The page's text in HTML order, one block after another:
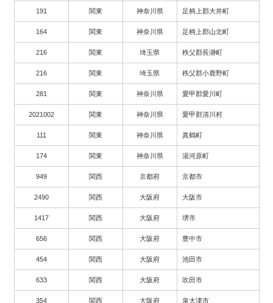
191 関東 神奈川県 足柄上郡大井町
164 関東 神奈川県 足柄上郡山北町
216 関東 埼玉県 秩父郡長瀞町
216 関東 埼玉県 秩父郡小鹿野町
281 関東 神奈川県 愛甲郡愛川町
2021002 関東 神奈川県 愛甲郡清川村
111 関東 神奈川県 真鶴町
174 関東 神奈川県 湯河原町
949 関西 京都府 京都市
2490 関西 大阪府 大阪市
1417 関西 大阪府 堺市
656 関西 大阪府 豊中市
454 関西 大阪府 池田市
633 関西 大阪府 吹田市
354 関西 大阪府 泉大津市